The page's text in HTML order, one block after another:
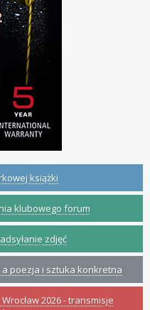
książki
klubowego forum
zdjęć
poezja i sztuka konkretna
2026 - transmisje